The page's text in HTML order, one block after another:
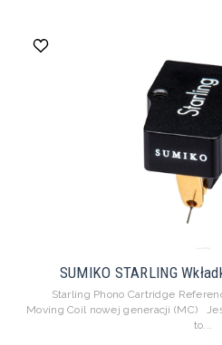
SUMIKO STARLING
Starling Phono Cartridge
Moving Coil nowej generacji (MC)
to...